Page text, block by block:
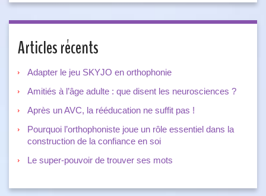
Articles récents
Adapter le jeu SKYJO en orthophonie
Amitiés à l’âge adulte : que disent les neurosciences ?
Après un AVC, la rééducation ne suffit pas !
Pourquoi l’orthophoniste joue un rôle essentiel dans la
construction de la confiance en soi
Le super-pouvoir de trouver ses mots